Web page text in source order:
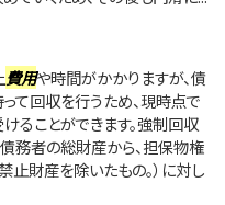
費用や時間がかかりますが、債
て回収を行うため、現時点で
ることができます。強制回収
務者の総財産から、担保物権
財産を除いたもの。）に対し